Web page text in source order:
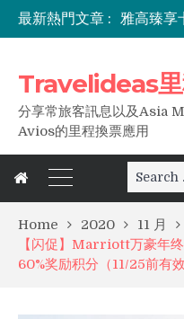
最新熱門文章 :
Travelideas
分享常旅客訊息以及Asia
Avios的里程換票應用
Search
for:
Home 2020
11 月
【闪促】Marriott万豪年
60%奖励积分（11/25前有效